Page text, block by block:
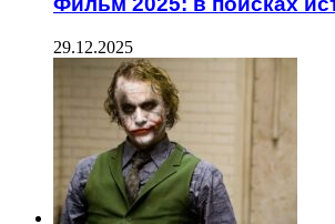
29.12.2025